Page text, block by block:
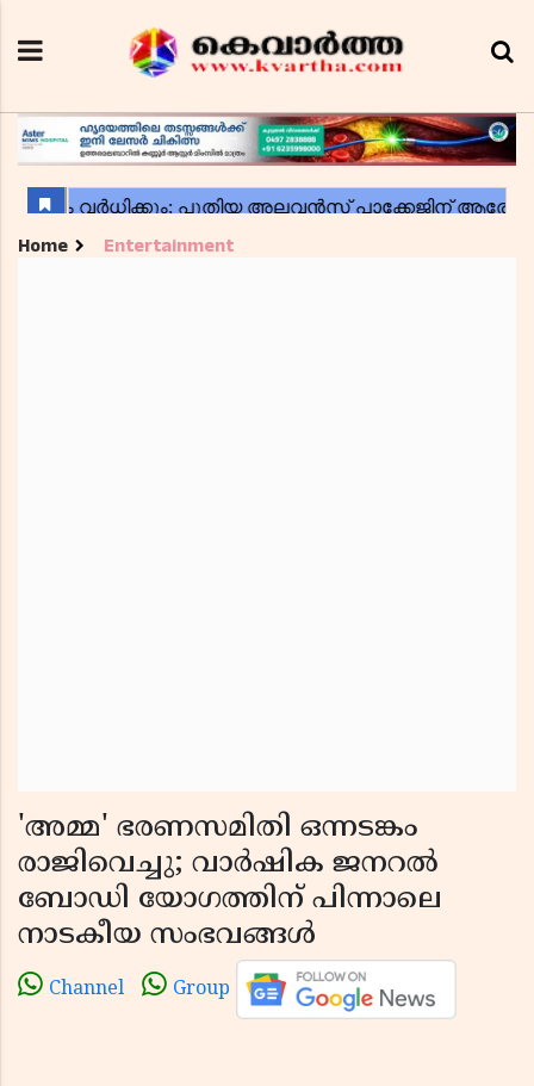
Home Entertainment
'അമ്മ' ഭരണസമിതി ഒന്നടങ്കം
രാജിവെച്ചു; വാർഷിക ജനറൽ
ബോഡി യോഗത്തിന് പിന്നാലെ
നാടകീയ സംഭവങ്ങൾ
Channel Group